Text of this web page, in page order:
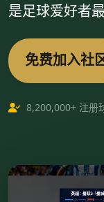
是足球爱好者
免费加入社
8,200,000+ 注册